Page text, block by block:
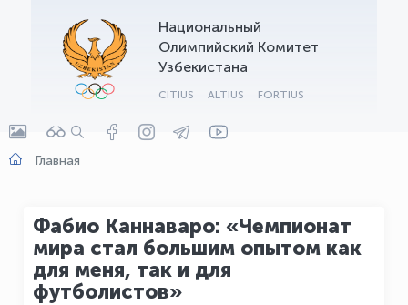
Национальный
Олимпийский Комитет
Узбекистана
CITIUS ALTIUS FORTIUS
Главная
Фабио Каннаваро: «Чемпионат
мира стал большим опытом как
для меня, так и для
футболистов»
OLYMPCHIK AI - yordamchi
Онлайн · olympic.uz